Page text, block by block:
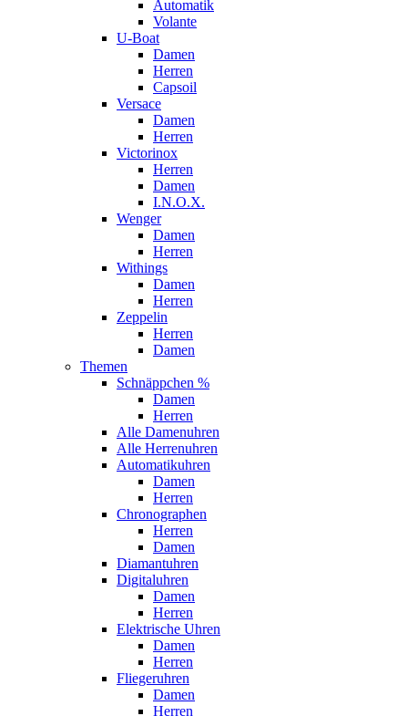
Automatik
Volante
U-Boat
Damen
Herren
Capsoil
Versace
Damen
Herren
Victorinox
Herren
Damen
I.N.O.X.
Wenger
Damen
Herren
Withings
Damen
Herren
Zeppelin
Herren
Damen
Themen
Schnäppchen %
Damen
Herren
Alle Damenuhren
Alle Herrenuhren
Automatikuhren
Damen
Herren
Chronographen
Herren
Damen
Diamantuhren
Digitaluhren
Damen
Herren
Elektrische Uhren
Damen
Herren
Fliegeruhren
Damen
Herren